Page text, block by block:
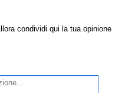
condividi qui la tua opinione